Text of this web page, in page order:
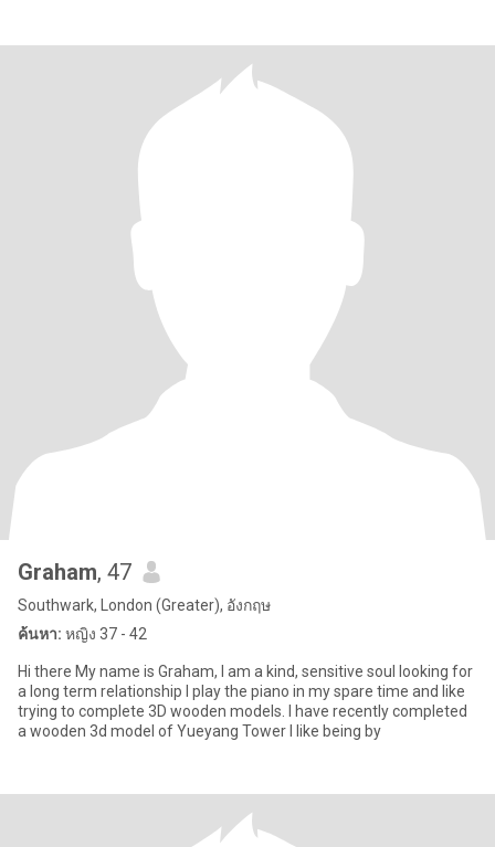
Graham, 47
Southwark, London (Greater), อังกฤษ
ค้นหา: หญิง 37 - 42
Hi there My name is Graham, I am a kind, sensitive soul looking for
a long term relationship I play the piano in my spare time and like
trying to complete 3D wooden models. I have recently completed
a wooden 3d model of Yueyang Tower I like being by